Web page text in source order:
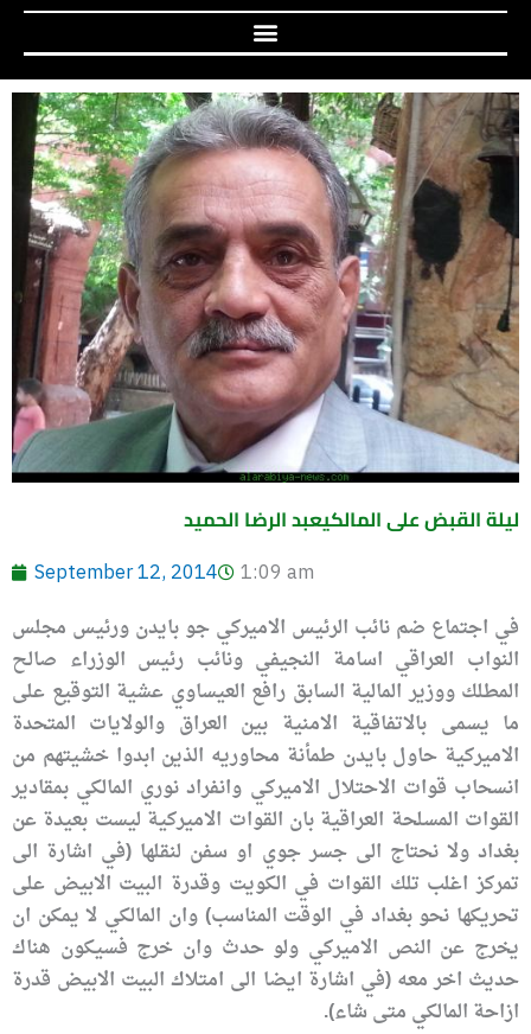
ليلة القبض على المالكيعبد الرضا الحميد
September 12, 2014 1:09 am
في اجتماع ضم نائب الرئيس الاميركي جو بايدن ورئيس مجلس
النواب العراقي اسامة النجيفي ونائب رئيس الوزراء صالح
المطلك ووزير المالية السابق رافع العيساوي عشية التوقيع على
ما يسمى بالاتفاقية الامنية بين العراق والولايات المتحدة
الاميركية حاول بايدن طمأنة محاوريه الذين ابدوا خشيتهم من
انسحاب قوات الاحتلال الاميركي وانفراد نوري المالكي بمقادير
القوات المسلحة العراقية بان القوات الاميركية ليست بعيدة عن
بغداد ولا نحتاج الى جسر جوي او سفن لنقلها (في اشارة الى
تمركز اغلب تلك القوات في الكويت وقدرة البيت الابيض على
تحريكها نحو بغداد في الوقت المناسب) وان المالكي لا يمكن ان
يخرج عن النص الاميركي ولو حدث وان خرج فسيكون هناك
حديث اخر معه (في اشارة ايضا الى امتلاك البيت الابيض قدرة
ازاحة المالكي متى شاء).